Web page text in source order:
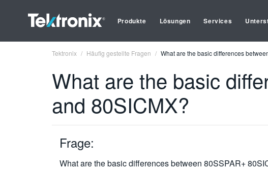
Produkte Lösungen Services
Tektronix Häufig gestellte Fragen What are the basic differences
What are the basic
and 80SICMX?
Frage:
What are the basic differences between 80SSPAR+